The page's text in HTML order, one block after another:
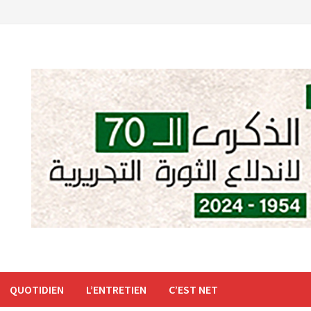
QUOTIDIEN L’ENTRETIEN C’EST NET